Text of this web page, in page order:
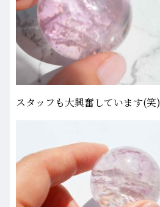
スタッフも大興奮しています(笑)